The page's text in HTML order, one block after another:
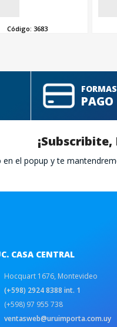
Código: 3683
PAGO
en el popup y te
CASA CENTRAL
Hocquart 1676, Montevideo
(+598) 2924 8388 int. 1
(+598) 97 955 738
ventasweb@uruimporta.com.uy